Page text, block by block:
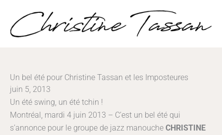
contenu
Un bel été pour Christine Tassan et les Imposteures
juin 5, 2013
Un été swing, un été tchin !
Montréal, mardi 4 juin 2013 – C’est un bel été qui
s’annonce pour le groupe de jazz manouche CHRISTINE